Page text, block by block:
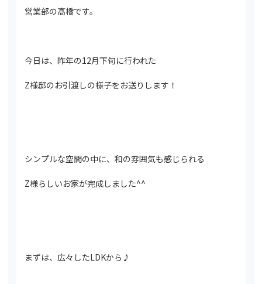
営業部の髙橋です。
今日は、昨年の12月下旬に行われた
Z様邸のお引渡しの様子をお送りします！
シンプルな空間の中に、和の雰囲気も感じられる
Z様らしいお家が完成しました^^
まずは、広々したLDKから♪